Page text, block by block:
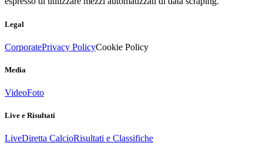
Legal
CorporatePrivacy PolicyCookie Policy
Media
VideoFoto
Live e Risultati
LiveDiretta CalcioRisultati e Classifiche